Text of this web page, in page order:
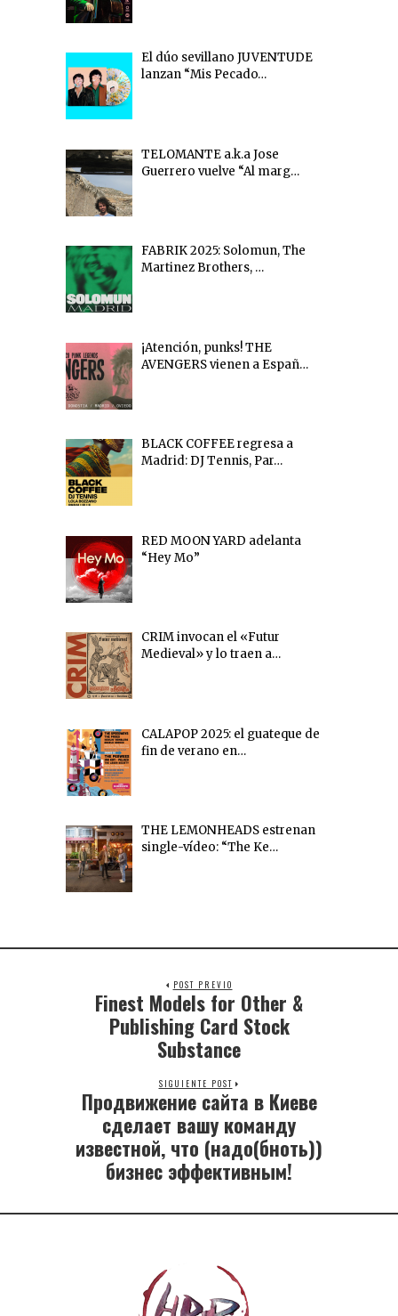
El dúo sevillano JUVENTUDE
lanzan “Mis Pecado…
TELOMANTE a.k.a Jose
Guerrero vuelve “Al marg…
FABRIK 2025: Solomun, The
Martinez Brothers, …
¡Atención, punks! THE
AVENGERS vienen a Españ…
BLACK COFFEE regresa a
Madrid: DJ Tennis, Par…
RED MOON YARD adelanta
“Hey Mo”
CRIM invocan el «Futur
Medieval» y lo traen a…
CALAPOP 2025: el guateque de
fin de verano en…
THE LEMONHEADS estrenan
single-vídeo: “The Ke…
POST PREVIO
Finest Models for Other &
Publishing Card Stock
Substance
SIGUIENTE POST
Продвижение сайта в Киеве
сделает вашу команду
известной, что (надо(бноть))
бизнес эффективным!